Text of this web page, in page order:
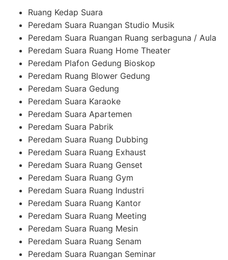
Ruang Kedap Suara
Peredam Suara Ruangan Studio Musik
Peredam Suara Ruangan Ruang serbaguna / Aula
Peredam Suara Ruang Home Theater
Peredam Plafon Gedung Bioskop
Peredam Ruang Blower Gedung
Peredam Suara Gedung
Peredam Suara Karaoke
Peredam Suara Apartemen
Peredam Suara Pabrik
Peredam Suara Ruang Dubbing
Peredam Suara Ruang Exhaust
Peredam Suara Ruang Genset
Peredam Suara Ruang Gym
Peredam Suara Ruang Industri
Peredam Suara Ruang Kantor
Peredam Suara Ruang Meeting
Peredam Suara Ruang Mesin
Peredam Suara Ruang Senam
Peredam Suara Ruangan Seminar